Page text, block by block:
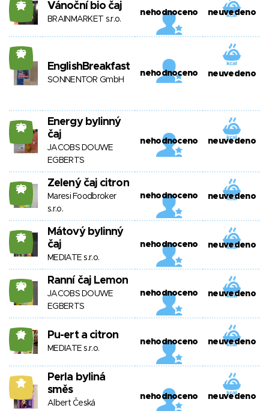
25 Vánoční bio čaj
BRAINMARKET s.r.o.
nehodnoceno neuvedeno
23
EnglishBreakfast
SONNENTOR GmbH
nehodnoceno neuvedeno
20
Energy bylinný
čaj
JACOBS DOUWE
EGBERTS
nehodnoceno neuvedeno
20 Zelený čaj citron
Maresi Foodbroker
s.r.o.
nehodnoceno neuvedeno
26
Mátový bylinný
čaj
MEDIATE s.r.o.
nehodnoceno neuvedeno
20 Ranní čaj Lemon
JACOBS DOUWE
EGBERTS
nehodnoceno neuvedeno
21 Pu-ert a citron
MEDIATE s.r.o.
nehodnoceno neuvedeno
7
Perla byliná
směs
Albert Česká
nehodnoceno neuvedeno